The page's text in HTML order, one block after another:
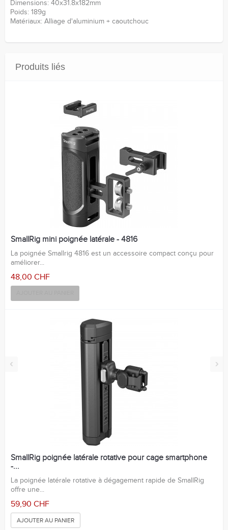
Dimensions: 40x31.8x182mm
Poids: 189g
Matériaux: Alliage d'aluminium + caoutchouc
Produits liés
‹ ›
SmallRig mini poignée latérale - 4816
La poignée Smallrig 4816 est un accessoire compact conçu pour
améliorer...
48,00 CHF
SmallRig poignée latérale rotative pour cage smartphone
-...
La poignée latérale rotative à dégagement rapide de SmallRig
offre une...
59,90 CHF
AJOUTER AU PANIER